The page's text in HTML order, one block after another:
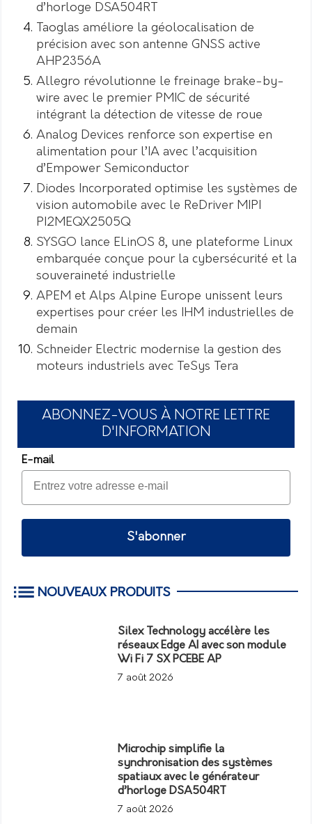
d’horloge DSA504RT
Taoglas améliore la géolocalisation de
précision avec son antenne GNSS active
AHP2356A
Allegro révolutionne le freinage brake-by-
wire avec le premier PMIC de sécurité
intégrant la détection de vitesse de roue
Analog Devices renforce son expertise en
alimentation pour l’IA avec l’acquisition
d’Empower Semiconductor
Diodes Incorporated optimise les systèmes de
vision automobile avec le ReDriver MIPI
PI2MEQX2505Q
SYSGO lance ELinOS 8, une plateforme Linux
embarquée conçue pour la cybersécurité et la
souveraineté industrielle
APEM et Alps Alpine Europe unissent leurs
expertises pour créer les IHM industrielles de
demain
Schneider Electric modernise la gestion des
moteurs industriels avec TeSys Tera
ABONNEZ-VOUS À NOTRE LETTRE
D'INFORMATION
E-mail
S'abonner
NOUVEAUX PRODUITS
Silex Technology accélère les
réseaux Edge AI avec son module
Wi Fi 7 SX PCEBE AP
7 août 2026
Microchip simplifie la
synchronisation des systèmes
spatiaux avec le générateur
d’horloge DSA504RT
7 août 2026